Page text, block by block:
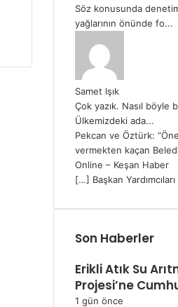
Söz konusunda
yağlarının önünde fo...
Samet Işık
Çok yazık. Nasıl böyle
Ülkemizdeki ada...
Pekcan ve Öztürk:
vermekten kaçan
Online – Keşan Haber
[…] Başkan
Son Haberler
Erikli Atık Su
Projesi’ne
1 gün önce